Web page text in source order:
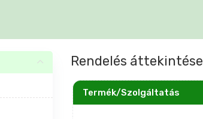
Rendelés áttekintése
Termék/Szolgáltatás